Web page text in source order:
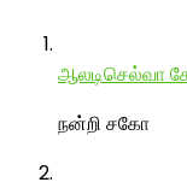
ஆலடிசெல்வா
நன்றி சகோ